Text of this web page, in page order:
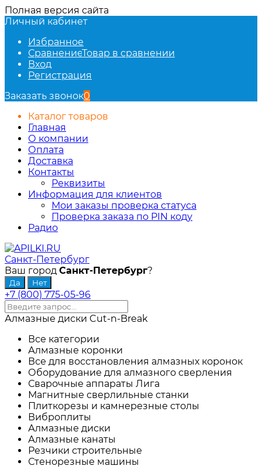
Полная версия сайта
Личный кабинет
Избранное
СравнениеТовар в сравнении
Вход
Регистрация
Заказать звонок0
Каталог товаров
Главная
О компании
Оплата
Доставка
Контакты
Реквизиты
Информация для клиентов
Мои заказы проверка статуса
Проверка заказа по PIN коду
Радио
Санкт-Петербург
Ваш город Санкт-Петербург?
+7 (800) 775-05-96
Алмазные диски Cut-n-Break
Все категории
Алмазные коронки
Все для восстановления алмазных коронок
Оборудование для алмазного сверления
Сварочные аппараты Лига
Магнитные сверлильные станки
Плиткорезы и камнерезные столы
Виброплиты
Алмазные диски
Алмазные канаты
Резчики строительные
Стенорезные машины